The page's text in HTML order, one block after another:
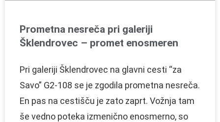
Prometna nesreča pri galeriji
Šklendrovec – promet enosmeren
Pri galeriji Šklendrovec na glavni cesti “za
Savo” G2-108 se je zgodila prometna nesreča.
En pas na cestišču je zato zaprt. Vožnja tam
še vedno poteka izmenično enosmerno, so